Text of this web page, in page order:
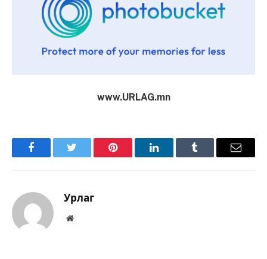
www.URLAG.mn
FacebookTwitter Pinterest LinkedInTumblr Имэйл
Урлаг
Вэбсайт